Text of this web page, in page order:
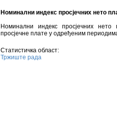
Номинални индекс просјечних нето
Номинални индекс просјечних
просјечне плате у одређеним
Статистичка област:
Тржиште рада